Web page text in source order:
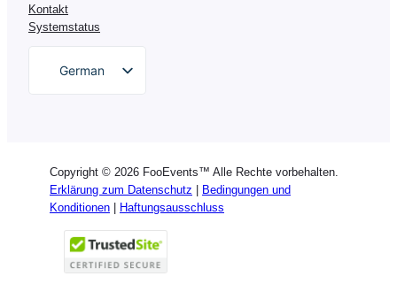
Kontakt
Systemstatus
German
Italian
Portuguese
French
Polish
Copyright © 2026 FooEvents™ Alle Rechte vorbehalten.
Erklärung zum Datenschutz
Bedingungen und
Konditionen
Haftungsausschluss